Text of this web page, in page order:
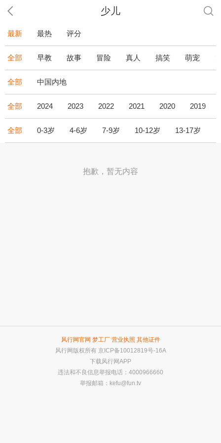
少儿
最新 最热 评分
全部 早教 故事 冒险 真人 搞笑 萌宠
全部 中国内地
全部 2024 2023 2022 2021 2020 2019
全部 0-3岁 4-6岁 7-9岁 10-12岁 13-17岁
抱歉，暂无内容
风行网官网 梦工厂 营业执照 其他证件
风行网版权所有 京ICP备10012819号-16A
下载风行网APP
违法和不良信息举报电话：4000966660
举报邮箱： kefu@fun.tv